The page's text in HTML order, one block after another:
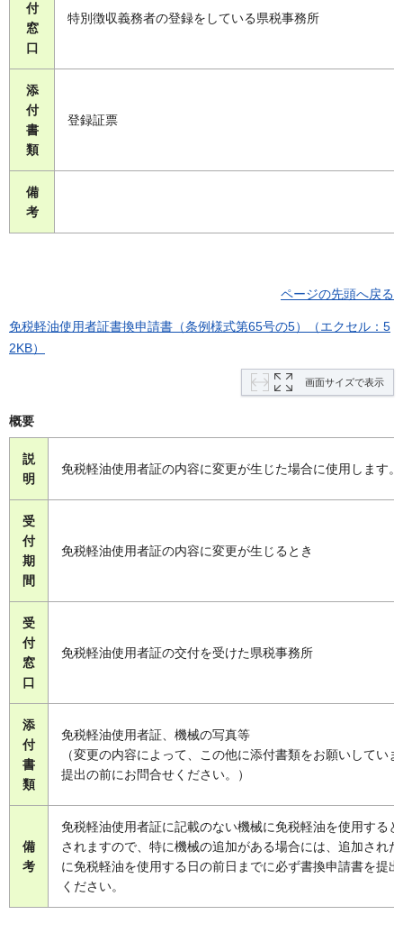
付
窓
口
特別徴収義務者の登録をしている県税事務所
添
付
書
類
登録証票
備
考
ページの先頭へ戻る
免税軽油使用者証書換申請書（条例様式第65号の5）（エクセル：5
2KB）
画面サイズで表示
概要
説
明
免税軽油使用者証の内容に変更が生じた場合に使用します。
受
付
期
間
免税軽油使用者証の内容に変更が生じるとき
受
付
窓
口
免税軽油使用者証の交付を受けた県税事務所
添
付
書
類
免税軽油使用者証、機械の写真等
（変更の内容によって、この他に添付書類をお願いしてい
提出の前にお問合せください。）
備
考
免税軽油使用者証に記載のない機械に免税軽油を使用する
されますので、特に機械の追加がある場合には、追加され
に免税軽油を使用する日の前日までに必ず書換申請書を提
ください。